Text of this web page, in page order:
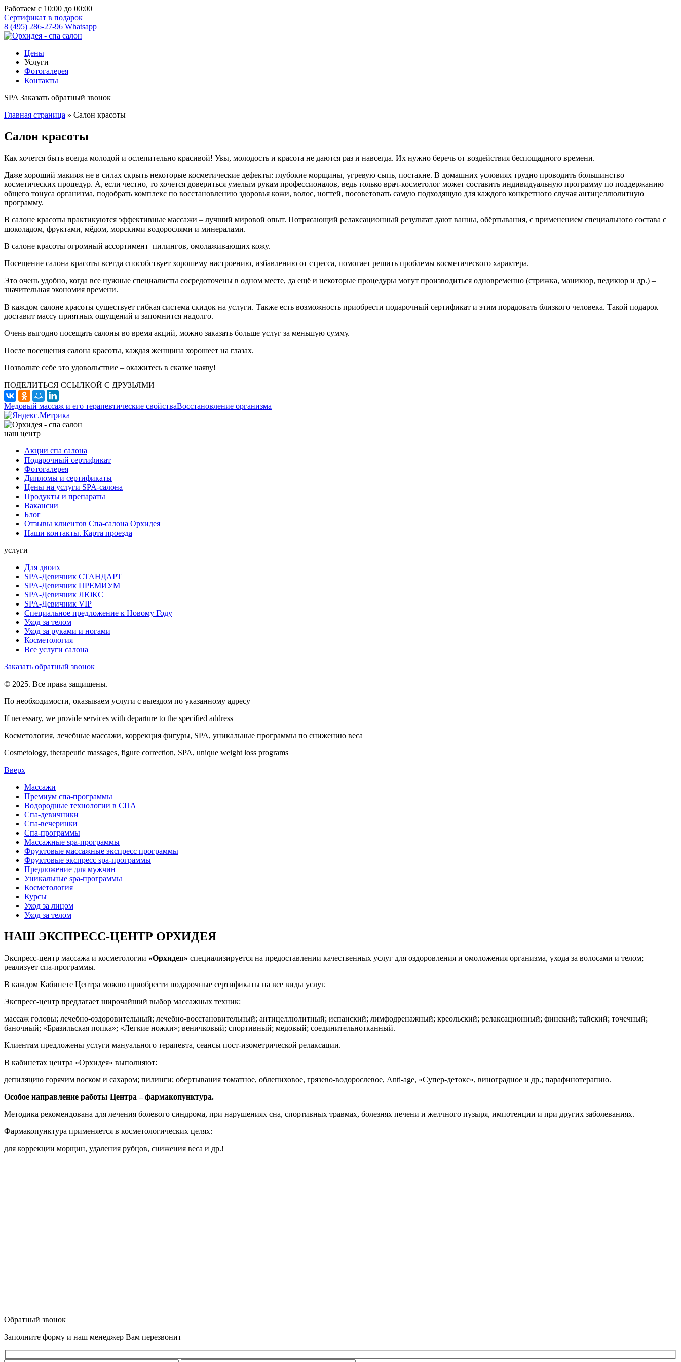
Работаем с 10:00 до 00:00
Cертификат в подарок
8 (495) 286-27-96 Whatsapp
Цены
Услуги
Фотогалерея
Контакты
SPA Заказать обратный звонок
Главная страница » Салон красоты
Салон красоты
Как хочется быть всегда молодой и ослепительно красивой! Увы, молодость и красота не даются раз и навсегда. Их нужно беречь от воздействия беспощадного времени.
Даже хороший макияж не в силах скрыть некоторые косметические дефекты: глубокие морщины, угревую сыпь, постакне. В домашних условиях трудно проводить большинство
косметических процедур. А, если честно, то хочется довериться умелым рукам профессионалов, ведь только врач-косметолог может составить индивидуальную программу по поддержанию
общего тонуса организма, подобрать комплекс по восстановлению здоровья кожи, волос, ногтей, посоветовать самую подходящую для каждого конкретного случая антицеллюлитную
программу.
В салоне красоты практикуются эффективные массажи – лучший мировой опыт. Потрясающий релаксационный результат дают ванны, обёртывания, с применением специального состава с
шоколадом, фруктами, мёдом, морскими водорослями и минералами.
В салоне красоты огромный ассортимент пилингов, омолаживающих кожу.
Посещение салона красоты всегда способствует хорошему настроению, избавлению от стресса, помогает решить проблемы косметического характера.
Это очень удобно, когда все нужные специалисты сосредоточены в одном месте, да ещё и некоторые процедуры могут производиться одновременно (стрижка, маникюр, педикюр и др.) –
значительная экономия времени.
В каждом салоне красоты существует гибкая система скидок на услуги. Также есть возможность приобрести подарочный сертификат и этим порадовать близкого человека. Такой подарок
доставит массу приятных ощущений и запомнится надолго.
Очень выгодно посещать салоны во время акций, можно заказать больше услуг за меньшую сумму.
После посещения салона красоты, каждая женщина хорошеет на глазах.
Позвольте себе это удовольствие – окажитесь в сказке наяву!
ПОДЕЛИТЬСЯ ССЫЛКОЙ С ДРУЗЬЯМИ
Медовый массаж и его терапевтические свойстваВосстановление организма
наш центр
Акции спа салона
Подарочный сертификат
Фотогалерея
Дипломы и сертификаты
Цены на услуги SPA-салона
Продукты и препараты
Вакансии
Блог
Отзывы клиентов Спа-салона Орхидея
Наши контакты. Карта проезда
услуги
Для двоих
SPA-Девичник СТАНДАРТ
SPA-Девичник ПРЕМИУМ
SPA-Девичник ЛЮКС
SPA-Девичник VIP
Специальное предложение к Новому Году
Уход за телом
Уход за руками и ногами
Косметология
Все услуги салона
Заказать обратный звонок
© 2025. Все права защищены.
По необходимости, оказываем услуги с выездом по указанному адресу
If necessary, we provide services with departure to the specified address
Косметология, лечебные массажи, коррекция фигуры, SPA, уникальные программы по снижению веса
Cosmetology, therapeutic massages, figure correction, SPA, unique weight loss programs
Вверх
Массажи
Премиум спа-программы
Водородные технологии в СПА
Спа-девичники
Спа-вечеринки
Спа-программы
Массажные spa-программы
Фруктовые массажные экспресс программы
Фруктовые экспресс spa-программы
Предложение для мужчин
Уникальные spa-программы
Косметология
Курсы
Уход за лицом
Уход за телом
НАШ ЭКСПРЕСС-ЦЕНТР ОРХИДЕЯ
Экспресс-центр массажа и косметологии «Орхидея» специализируется на предоставлении качественных услуг для оздоровления и омоложения организма, ухода за волосами и телом;
реализует спа-программы.
В каждом Кабинете Центра можно приобрести подарочные сертификаты на все виды услуг.
Экспресс-центр предлагает широчайший выбор массажных техник:
массаж головы; лечебно-оздоровительный; лечебно-восстановительный; антицеллюлитный; испанский; лимфодренажный; креольский; релаксационный; финский; тайский; точечный;
баночный; «Бразильская попка»; «Легкие ножки»; веничковый; спортивный; медовый; соединительнотканный.
Клиентам предложены услуги мануального терапевта, сеансы пост-изометрической релаксации.
В кабинетах центра «Орхидея» выполняют:
депиляцию горячим воском и сахаром; пилинги; обертывания томатное, облепиховое, грязево-водорослевое, Anti-age, «Супер-детокс», виноградное и др.; парафинотерапию.
Особое направление работы Центра – фармакопунктура.
Методика рекомендована для лечения болевого синдрома, при нарушениях сна, спортивных травмах, болезнях печени и желчного пузыря, импотенции и при других заболеваниях.
Фармакопунктура применяется в косметологических целях:
для коррекции морщин, удаления рубцов, снижения веса и др.!
Обратный звонок
Заполните форму и наш менеджер Вам перезвонит